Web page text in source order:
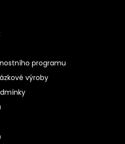
programu
výroby